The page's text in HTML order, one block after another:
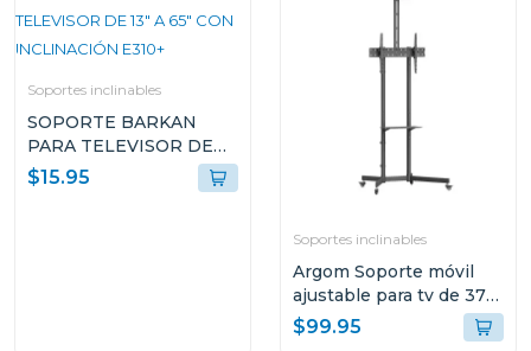
Soportes inclinables
SOPORTE BARKAN
PARA TELEVISOR DE
13" A 65" CON
INCLINACIÓN E310+
$15.95
Soportes inclinables
Argom Soporte móvil
ajustable para tv de 37"
a 70" br8225
$99.95